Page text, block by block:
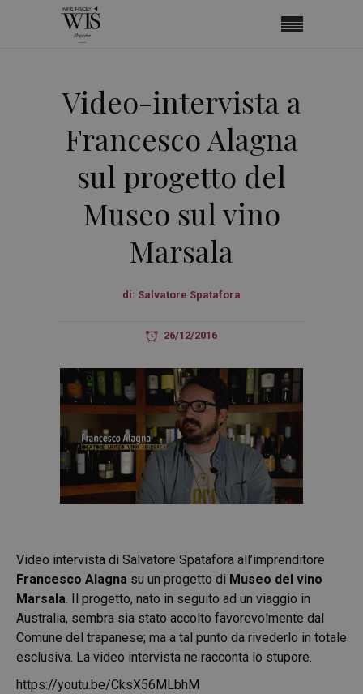
Video-intervista a
Francesco Alagna
sul progetto del
Museo sul vino
Marsala
di: Salvatore Spatafora
26/12/2016
Video intervista di Salvatore Spatafora all’imprenditore
Francesco Alagna su un progetto di Museo del vino
Marsala. Il progetto, nato in seguito ad un viaggio in
Australia, sembra sia stato accolto favorevolmente dal
Comune del trapanese; ma a tal punto da rivederlo in totale
esclusiva. La video intervista ne racconta lo stupore.
https://youtu.be/CksX56MLbhM